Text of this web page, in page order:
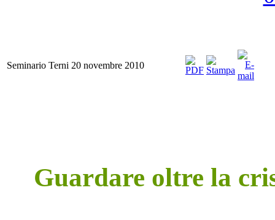
Seminario Terni 20 novembre 2010
Guardare oltre la